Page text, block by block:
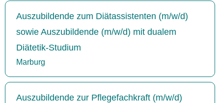
Auszubildende zum Diätassistenten (m/w/d)
sowie Auszubildende (m/w/d) mit dualem
Diätetik-Studium
Marburg
Auszubildende zur Pflegefachkraft (m/w/d)